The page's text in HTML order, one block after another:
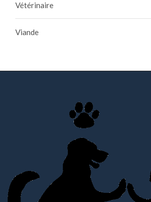
Vétérinaire
Viande